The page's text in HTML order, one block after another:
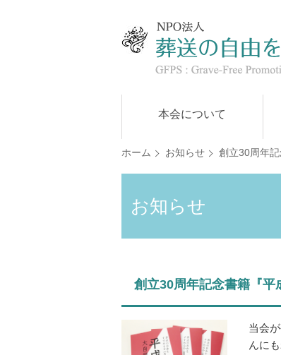
本会について
ホーム お知らせ 創立30周年
お知らせ
創立30周年記念書籍『
当会
んに